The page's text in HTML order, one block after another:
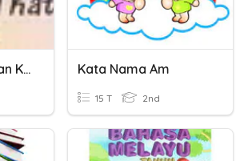
KATA MAJMUK Dan KATA GANDA Kata Nama Am
15 T 2nd